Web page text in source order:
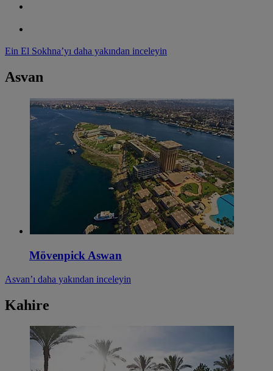
Ein El Sokhna’yı daha yakından inceleyin
Asvan
Mövenpick Aswan
Asvan’ı daha yakından inceleyin
Kahire